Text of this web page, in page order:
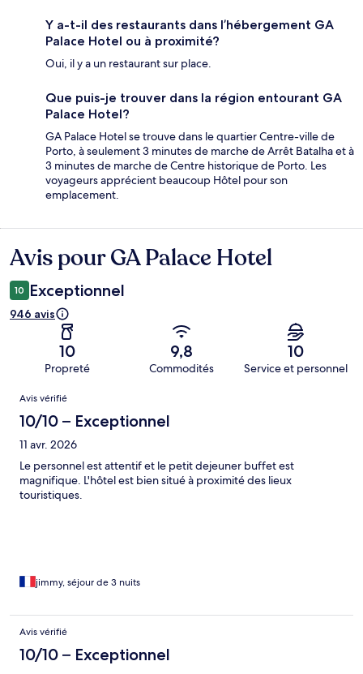
Y a-t-il des restaurants dans l’hébergement GA
Palace Hotel ou à proximité?
Oui, il y a un restaurant sur place.
Que puis-je trouver dans la région entourant GA
Palace Hotel?
GA Palace Hotel se trouve dans le quartier Centre-ville de
Porto, à seulement 3 minutes de marche de Arrêt Batalha et à
3 minutes de marche de Centre historique de Porto. Les
voyageurs apprécient beaucoup Hôtel pour son
emplacement.
Avis
Avis pour GA Palace Hotel
10 Exceptionnel
946 avis
10
Propreté
9,8
Commodités
10
Service et personnel
Avis
Avis vérifié
10/10 – Exceptionnel
11 avr. 2026
Le personnel est attentif et le petit dejeuner buffet est
magnifique. L'hôtel est bien situé à proximité des lieux
touristiques.
jimmy, séjour de 3 nuits
Avis vérifié
10/10 – Exceptionnel